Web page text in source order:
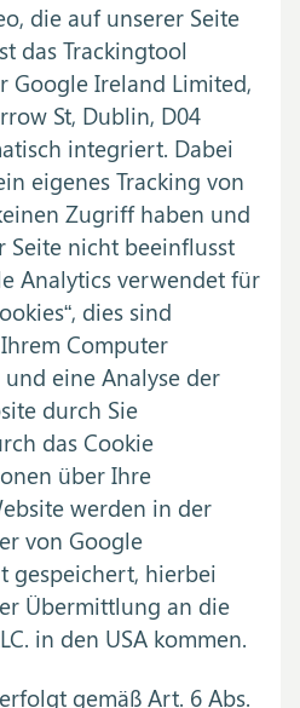
die auf unserer Seite
das Trackingtool
Google Ireland Limited,
St, Dublin, D04
integriert. Dabei
eigenes Tracking von
Zugriff haben und
Seite nicht beeinflusst
Analytics verwendet für
dies sind
Computer
eine Analyse der
durch Sie
das Cookie
über Ihre
werden in der
von Google
gespeichert, hierbei
Übermittlung an die
in den USA kommen.
gemäß Art. 6 Abs.